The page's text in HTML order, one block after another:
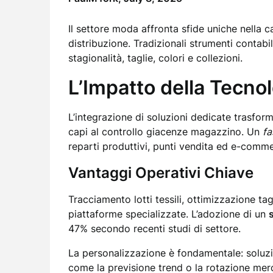
Il settore moda affronta sfide uniche nella
distribuzione. Tradizionali strumenti
stagionalità, taglie, colori e collezioni.
L’Impatto della
L’integrazione di soluzioni dedicate
capi al controllo giacenze magazzino. Un
reparti produttivi, punti vendita ed e-
Vantaggi Operativi Chiave
Tracciamento lotti tessili, ottimizzazione
piattaforme specializzate. L’adozione di un
47% secondo recenti studi di settore.
La personalizzazione è fondamentale:
come la previsione trend o la rotazione